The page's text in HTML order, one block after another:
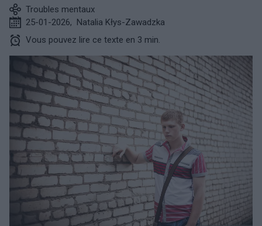
Troubles mentaux
25-01-2026, Natalia Kłys-Zawadzka
Vous pouvez lire ce texte en 3 min.